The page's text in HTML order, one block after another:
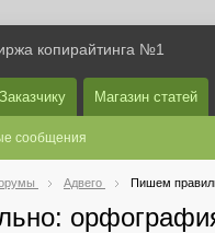
копирайтинга №1
Заказчику Магазин статей
сообщения
Адвего Пишем